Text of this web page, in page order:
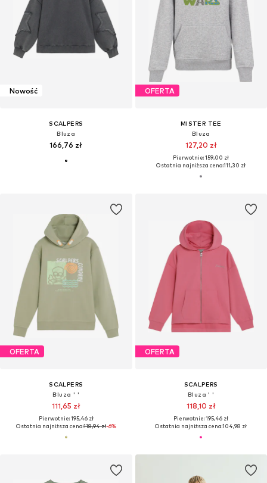
Nowość
SCALPERS
Bluza
166,76 zł
OFERTA
MISTER TEE
Bluza
127,20 zł
Pierwotnie: 159,00 zł
Ostatnia najniższa cena:111,30 zł
OFERTA
SCALPERS
Bluza ' '
111,65 zł
Pierwotnie: 195,46 zł
Ostatnia najniższa cena:118,94 zł-6%
OFERTA
SCALPERS
Bluza ' '
118,10 zł
Pierwotnie: 195,46 zł
Ostatnia najniższa cena:104,98 zł